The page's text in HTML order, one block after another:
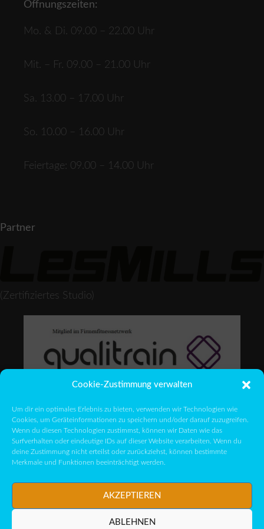
Cookie-Zustimmung verwalten
Um dir ein optimales Erlebnis zu bieten, verwenden wir Technologien wie
Cookies, um Geräteinformationen zu speichern und/oder darauf zuzugreifen.
Wenn du diesen Technologien zustimmst, können wir Daten wie das
Surfverhalten oder eindeutige IDs auf dieser Website verarbeiten. Wenn du
deine Zustimmung nicht erteilst oder zurückziehst, können bestimmte
Merkmale und Funktionen beeinträchtigt werden.
AKZEPTIEREN
ABLEHNEN
Öffnungszeiten:
Mo. & Di. 09.00 – 22.00 Uhr
Mit. – Fr. 09.00 – 21.00 Uhr
Sa. 13.00 – 17.00 Uhr
So. 10.00 – 16.00 Uhr
Feiertage: 09.00 – 14.00 Uhr
Partner
(Zertifiziertes Studio)
ImPuls Nassau | Reha und Gesundheit